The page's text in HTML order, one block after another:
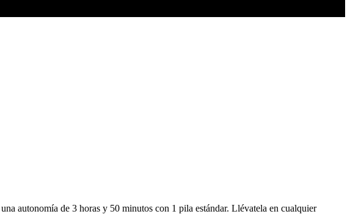
autonomía de 3 horas y 50 minutos con 1 pila estándar. Llévatela en cualquier